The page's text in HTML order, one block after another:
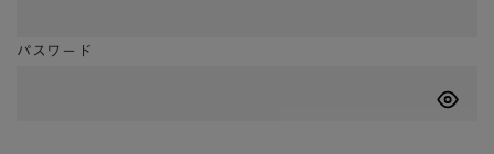
パスワード